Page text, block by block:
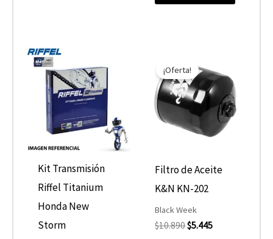
Kit Transmisión
Riffel Titanium
Honda New
Storm
¡Oferta!
Filtro de Aceite
K&N KN-202
Black Week
$10.890
precio
original
era:
$10.890.
$5.445
actual
es:
$5.445.